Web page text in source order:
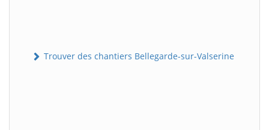
Trouver des chantiers Bellegarde-sur-Valserine